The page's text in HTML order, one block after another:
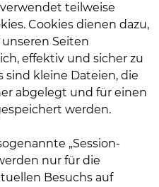
teilweise
Cookies dienen dazu,
Seiten
effektiv und sicher zu
sind kleine Dateien, die
abgelegt und für einen
werden.
„Session-
nur für die
Besuchs auf